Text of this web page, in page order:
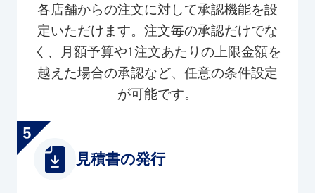
各店舗からの注文に対して承認機能を設
定いただけます。注文毎の承認だけでな
く、月額予算や1注文あたりの上限金額を
越えた場合の承認など、任意の条件設定
が可能です。
見積書の発行